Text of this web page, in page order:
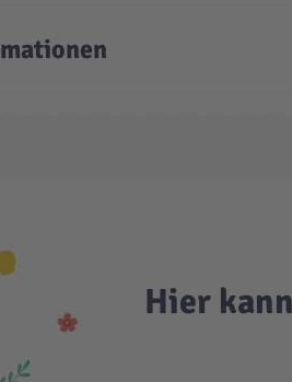
Hier